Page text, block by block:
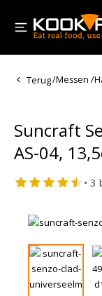
Terug/Messen /
Suncraft
AS-04,
• 3